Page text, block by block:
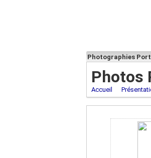
Photographies
Photos
Accueil